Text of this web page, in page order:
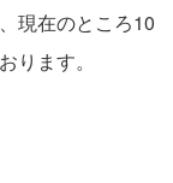
現在のところ10
ります。